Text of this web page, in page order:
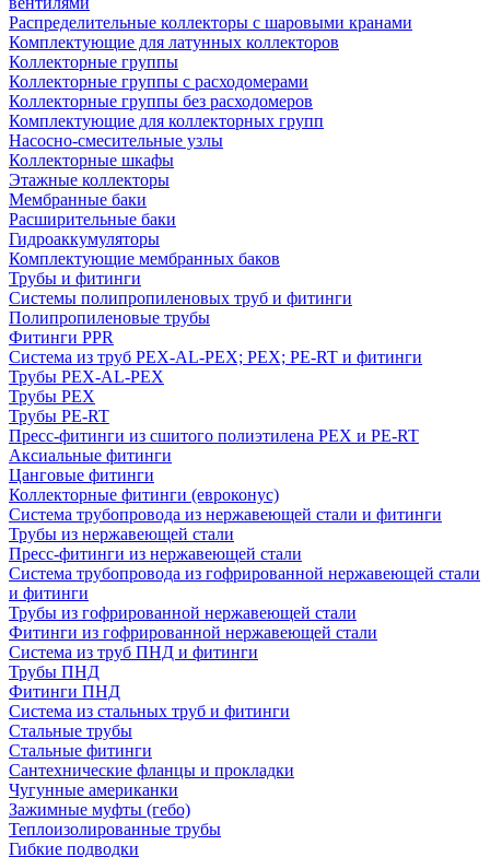
Распределительные коллекторы с шаровыми кранами
Комплектующие для латунных коллекторов
Коллекторные группы
Коллекторные группы с расходомерами
Коллекторные группы без расходомеров
Комплектующие для коллекторных групп
Насосно-смесительные узлы
Коллекторные шкафы
Этажные коллекторы
Мембранные баки
Расширительные баки
Гидроаккумуляторы
Комплектующие мембранных баков
Трубы и фитинги
Системы полипропиленовых труб и фитинги
Полипропиленовые трубы
Фитинги PPR
Система из труб PEX-AL-PEX; PEX; PE-RT и фитинги
Трубы PEX-AL-PEX
Трубы PEX
Трубы PE-RT
Пресс-фитинги из сшитого полиэтилена PEX и PE-RT
Аксиальные фитинги
Цанговые фитинги
Коллекторные фитинги (евроконус)
Система трубопровода из нержавеющей стали и фитинги
Трубы из нержавеющей стали
Пресс-фитинги из нержавеющей стали
Система трубопровода из гофрированной нержавеющей стали
и фитинги
Трубы из гофрированной нержавеющей стали
Фитинги из гофрированной нержавеющей стали
Система из труб ПНД и фитинги
Трубы ПНД
Фитинги ПНД
Система из стальных труб и фитинги
Стальные трубы
Стальные фитинги
Сантехнические фланцы и прокладки
Чугунные американки
Зажимные муфты (гебо)
Теплоизолированные трубы
Гибкие подводки